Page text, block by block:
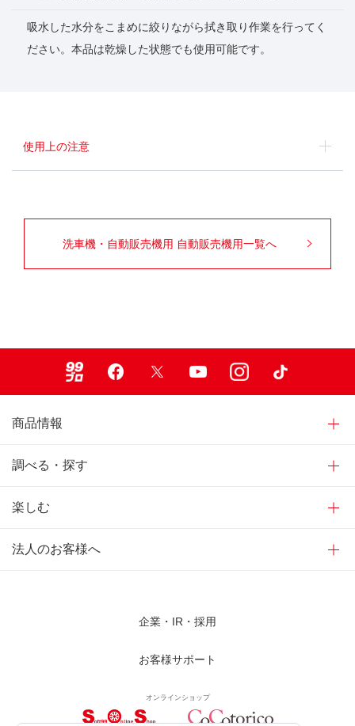
吸水した水分をこまめに絞りながら拭き取り作業を行ってく
ださい。本品は乾燥した状態でも使用可能です。
使用上の注意
洗車機・自動販売機用 自動販売機用一覧へ
商品情報
調べる・探す
楽しむ
法人のお客様へ
企業・IR・採用
お客様サポート
オンラインショップ